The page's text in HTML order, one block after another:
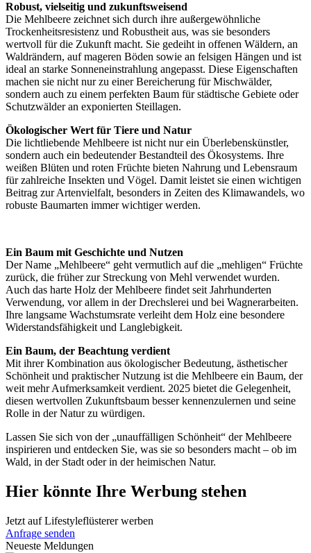
Robust, vielseitig und zukunftsweisend
Die Mehlbeere zeichnet sich durch ihre außergewöhnliche
Trockenheitsresistenz und Robustheit aus, was sie besonders
wertvoll für die Zukunft macht. Sie gedeiht in offenen Wäldern, an
Waldrändern, auf mageren Böden sowie an felsigen Hängen und ist
ideal an starke Sonneneinstrahlung angepasst. Diese Eigenschaften
machen sie nicht nur zu einer Bereicherung für Mischwälder,
sondern auch zu einem perfekten Baum für städtische Gebiete oder
Schutzwälder an exponierten Steillagen.
Ökologischer Wert für Tiere und Natur
Die lichtliebende Mehlbeere ist nicht nur ein Überlebenskünstler,
sondern auch ein bedeutender Bestandteil des Ökosystems. Ihre
weißen Blüten und roten Früchte bieten Nahrung und Lebensraum
für zahlreiche Insekten und Vögel. Damit leistet sie einen wichtigen
Beitrag zur Artenvielfalt, besonders in Zeiten des Klimawandels, wo
robuste Baumarten immer wichtiger werden.
Ein Baum mit Geschichte und Nutzen
Der Name „Mehlbeere“ geht vermutlich auf die „mehligen“ Früchte
zurück, die früher zur Streckung von Mehl verwendet wurden.
Auch das harte Holz der Mehlbeere findet seit Jahrhunderten
Verwendung, vor allem in der Drechslerei und bei Wagnerarbeiten.
Ihre langsame Wachstumsrate verleiht dem Holz eine besondere
Widerstandsfähigkeit und Langlebigkeit.
Ein Baum, der Beachtung verdient
Mit ihrer Kombination aus ökologischer Bedeutung, ästhetischer
Schönheit und praktischer Nutzung ist die Mehlbeere ein Baum, der
weit mehr Aufmerksamkeit verdient. 2025 bietet die Gelegenheit,
diesen wertvollen Zukunftsbaum besser kennenzulernen und seine
Rolle in der Natur zu würdigen.
Lassen Sie sich von der „unauffälligen Schönheit“ der Mehlbeere
inspirieren und entdecken Sie, was sie so besonders macht – ob im
Wald, in der Stadt oder in der heimischen Natur.
Hier könnte Ihre Werbung stehen
Jetzt auf Lifestyleflüsterer werben
Anfrage senden
Neueste Meldungen